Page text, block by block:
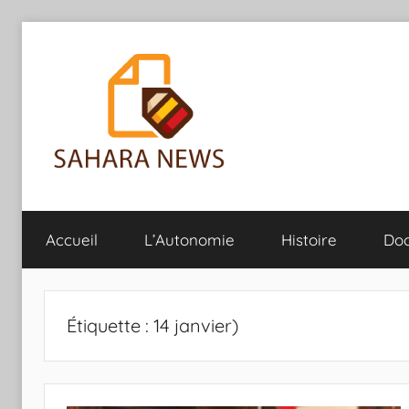
Sahara
News
l'info
sur
Accueil L’Autonomie Histoire
Étiquette : 14 janvier)